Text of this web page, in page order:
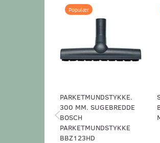
Populær
PARKETMUNDSTYKKE.
300 MM. SUGEBREDDE
BOSCH
PARKETMUNDSTYKKE
BBZ123HD